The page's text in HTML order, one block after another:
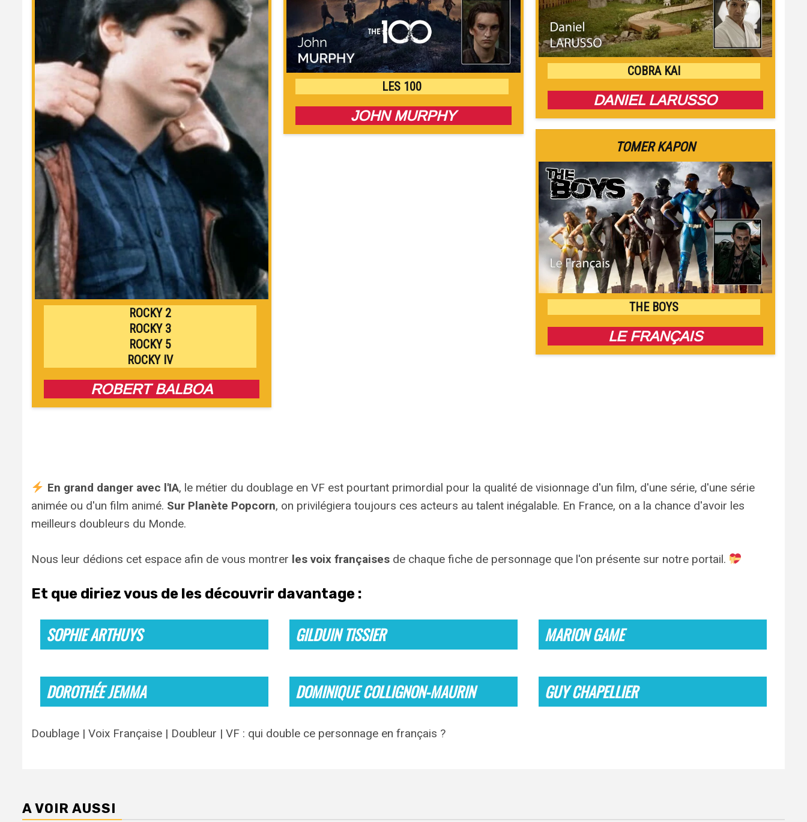
ROCKY 2
ROCKY 3
ROCKY 5
ROCKY IV
ROBERT BALBOA
COBRA KAI
DANIEL LARUSSO
LES 100
JOHN MURPHY
TOMER KAPON
THE BOYS
LE FRANÇAIS
En grand danger avec l'IA, le métier du doublage en VF est pourtant primordial pour la qualité de visionnage d'un film, d'une série, d'une série
animée ou d'un film animé. Sur Planète Popcorn, on privilégiera toujours ces acteurs au talent inégalable. En France, on a la chance d'avoir les
meilleurs doubleurs du Monde.
Nous leur dédions cet espace afin de vous montrer les voix françaises de chaque fiche de personnage que l'on présente sur notre portail.
Et que diriez vous de les découvrir davantage :
SOPHIE ARTHUYS GILDUIN TISSIER MARION GAME
DOROTHÉE JEMMA DOMINIQUE COLLIGNON-MAURIN GUY CHAPELLIER
Doublage | Voix Française | Doubleur | VF : qui double ce personnage en français ?
A VOIR AUSSI